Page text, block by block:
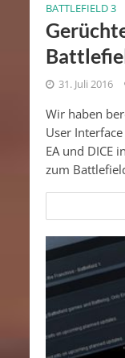
BATTLEFIELD 3
31. Juli 2016
Wir haben
User
EA und DICE
zum